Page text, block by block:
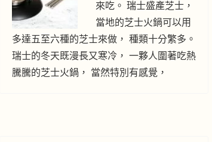
來吃。 瑞士盛產芝士，
當地的芝士火鍋可以用
多達五至六種的芝士來做， 種類十分繁多。
瑞士的冬天既漫長又寒冷， 一夥人圍著吃熱
騰騰的芝士火鍋， 當然特別有感覺，